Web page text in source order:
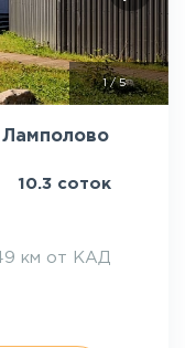
1/5
Ламполово
10.3 соток
км от КАД